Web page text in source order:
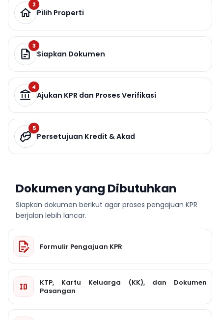
2
Pilih Properti
3
Siapkan Dokumen
4
Ajukan KPR dan Proses Verifikasi
5
Persetujuan Kredit & Akad
Dokumen yang Dibutuhkan
Siapkan dokumen berikut agar proses pengajuan KPR
berjalan lebih lancar.
Formulir Pengajuan KPR
KTP, Kartu Keluarga (KK), dan Dokumen
Pasangan